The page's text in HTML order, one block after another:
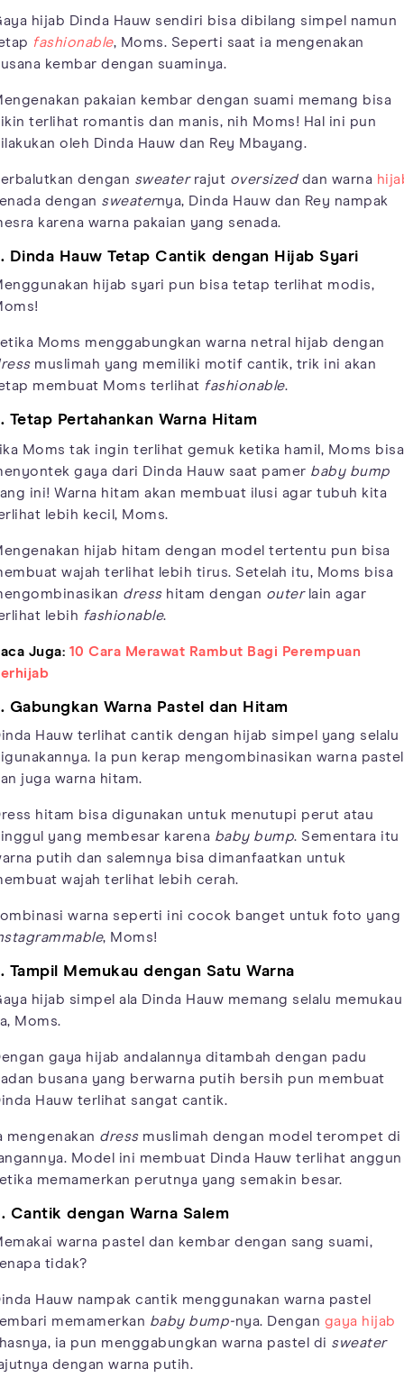
hijab Dinda Hauw sendiri bisa dibilang simpel namun
fashionable, Moms. Seperti saat ia mengenakan
kembar dengan suaminya.
pakaian kembar dengan suami memang bisa
terlihat romantis dan manis, nih Moms! Hal ini pun
oleh Dinda Hauw dan Rey Mbayang.
dengan sweaterrajut oversizeddan warna
dengan sweaternya, Dinda Hauw dan Rey nampak
karena warna pakaian yang senada.
Dinda Hauw Tetap Cantik dengan Hijab Syari
hijab syari pun bisa tetap terlihat modis,
Moms menggabungkan warna netral hijab dengan
muslimah yang memiliki motif cantik, trik ini akan
membuat Moms terlihat fashionable.
Tetap Pertahankan Warna Hitam
Moms tak ingin terlihat gemuk ketika hamil, Moms bisa
gaya dari Dinda Hauw saat pamer baby bump
ini! Warna hitam akan membuat ilusi agar tubuh kita
lebih kecil, Moms.
hijab hitam dengan model tertentu pun bisa
wajah terlihat lebih tirus. Setelah itu, Moms bisa
dresshitam dengan outerlain agar
lebih fashionable.
Juga: 10 Cara Merawat Rambut Bagi Perempuan
Gabungkan Warna Pastel dan Hitam
Hauw terlihat cantik dengan hijab simpel yang selalu
Ia pun kerap mengombinasikan warna pastel
juga warna hitam.
hitam bisa digunakan untuk menutupi perut atau
yang membesar karena baby bump. Sementara itu
putih dan salemnya bisa dimanfaatkan untuk
wajah terlihat lebih cerah.
warna seperti ini cocok banget untuk foto yang
, Moms!
Tampil Memukau dengan Satu Warna
hijab simpel ala Dinda Hauw memang selalu memukau
Moms.
gaya hijab andalannya ditambah dengan padu
busana yang berwarna putih bersih pun membuat
Hauw terlihat sangat cantik.
mengenakan dress muslimah dengan model terompet di
Model ini membuat Dinda Hauw terlihat anggun
memamerkan perutnya yang semakin besar.
Cantik dengan Warna Salem
warna pastel dan kembar dengan sang suami,
tidak?
Hauw nampak cantik menggunakan warna pastel
memamerkan baby bump-nya. Dengan gaya hijab
ia pun menggabungkan warna pastel di sweater
dengan warna putih.